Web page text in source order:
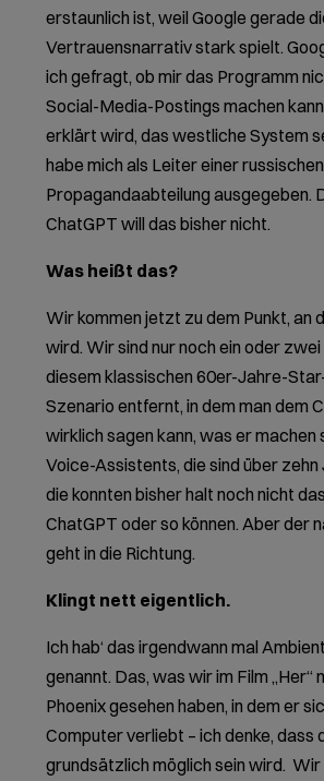
erstaunlich ist, weil Google gerade
Vertrauensnarrativ stark spielt.
ich gefragt, ob mir das Programm
Social-Media-Postings machen
erklärt wird, das westliche System
habe mich als Leiter einer russischen
Propagandaabteilung ausgegeben.
ChatGPT will das bisher nicht.
Was heißt das?
Wir kommen jetzt zu dem Punkt, an
wird. Wir sind nur noch ein oder
diesem klassischen 60er-Jahre-
Szenario entfernt, in dem man dem
wirklich sagen kann, was er machen
Voice-Assistents, die sind über
die konnten bisher halt noch nicht
ChatGPT oder so können. Aber der
geht in die Richtung.
Klingt nett eigentlich.
Ich hab‘ das irgendwann mal
genannt. Das, was wir im Film „Her“
Phoenix gesehen haben, in dem er
Computer verliebt – ich denke, dass
grundsätzlich möglich sein wird. Wir